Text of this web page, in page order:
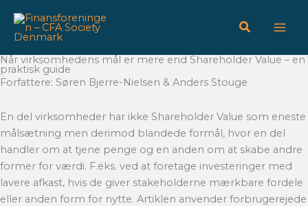
indholdet
Når virksomhedens mål er mere end Shareholder Value – en
praktisk guide
Forfattere: Søren Bjerre-Nielsen & Anders Stouge
En del virksomheder har ikke Shareholder Value som eneste
målsætning men derimod blandede formål, hvor en del
handler om at tjene penge og en anden om at skabe andre
former for værdi. F.eks. ved at foretage investeringer med
lavere afkast, hvis de giver stakeholderne mærkbare fordele
eller anden form for nytte. Artiklen anvender forbrugerejede